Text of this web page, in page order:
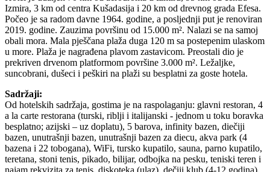
Izmira, 3 km od centra Kušadasija i 20 km od drevnog grada Efesa.
Počeo je sa radom davne 1964. godine, a posljednji put je renoviran
2019. godine. Zauzima površinu od 15.000 m². Nalazi se na samoj
obali mora. Mala pješčana plaža duga 120 m sa postepenim ulaskom
u more. Plaža je nagrađena plavom zastavicom. Preostali dio je
prekriven drvenom platformom površine 3.000 m². Ležaljke,
suncobrani, dušeci i peškiri na plaži su besplatni za goste hotela.
Sadržaji:
Od hotelskih sadržaja, gostima je na raspolaganju: glavni restoran, 4
a la carte restorana (turski, riblji i italijanski - jednom u toku boravka
besplatno; azijski – uz doplatu), 5 barova, infinity bazen, diečiji
bazen, unutrašnji bazen, unutrašnji bazen za diecu, akva park (4
bazena i 22 tobogana), WiFi, tursko kupatilo, sauna, parno kupatilo,
teretana, stoni tenis, pikado, bilijar, odbojka na pesku, teniski teren i
najam rekvizita za tenis, diskoteka (ulaz), dečiji klub (4-12 godina),